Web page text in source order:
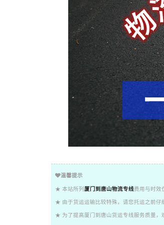
温馨提示
★ 本站所列 厦门到唐山物流专线费用与时效
★ 由于货运运输比较特殊，请您托运之前仔
★ 为了提高厦门到唐山货运专线服务质量，